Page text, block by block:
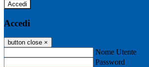
Accedi
Accedi
button close ×
Nome Utente
Password